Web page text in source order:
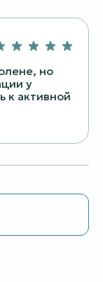
но
у
к активной